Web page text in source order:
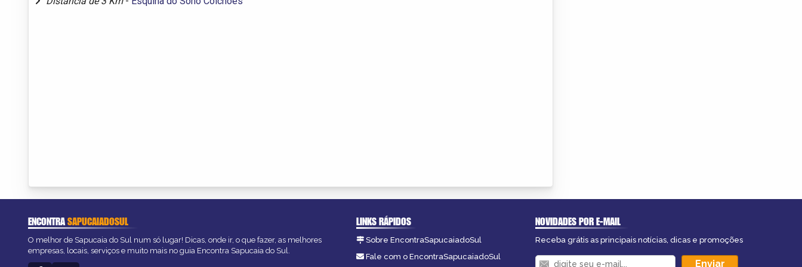
ENCONTRASAPUCAIADOSUL
O melhor de Sapucaia do Sul num só lugar! Dicas, onde ir, o que fazer, as melhores
empresas, locais, serviços e muito mais no guia Encontra Sapucaia do Sul.
LINKS RÁPIDOS
Sobre EncontraSapucaiadoSul
Fale com o EncontraSapucaiadoSul
NOVIDADES POR E-MAIL
Receba grátis as principais notícias, dicas e promoções